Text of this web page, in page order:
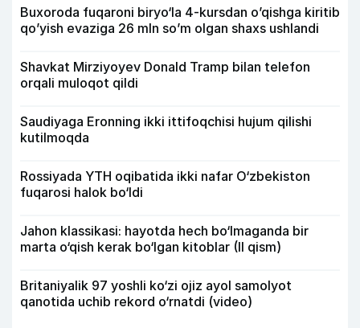
Buxoroda fuqaroni biryo‘la 4-kursdan o’qishga kiritib
qo’yish evaziga 26 mln so’m olgan shaxs ushlandi
Shavkat Mirziyoyev Donald Tramp bilan telefon
orqali muloqot qildi
Saudiyaga Eronning ikki ittifoqchisi hujum qilishi
kutilmoqda
Rossiyada YTH oqibatida ikki nafar O‘zbekiston
fuqarosi halok bo‘ldi
Jahon klassikasi: hayotda hech bo‘lmaganda bir
marta o‘qish kerak bo‘lgan kitoblar (II qism)
Britaniyalik 97 yoshli ko‘zi ojiz ayol samolyot
qanotida uchib rekord o‘rnatdi (video)